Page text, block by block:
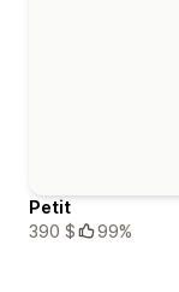
Petit
390 $
99%